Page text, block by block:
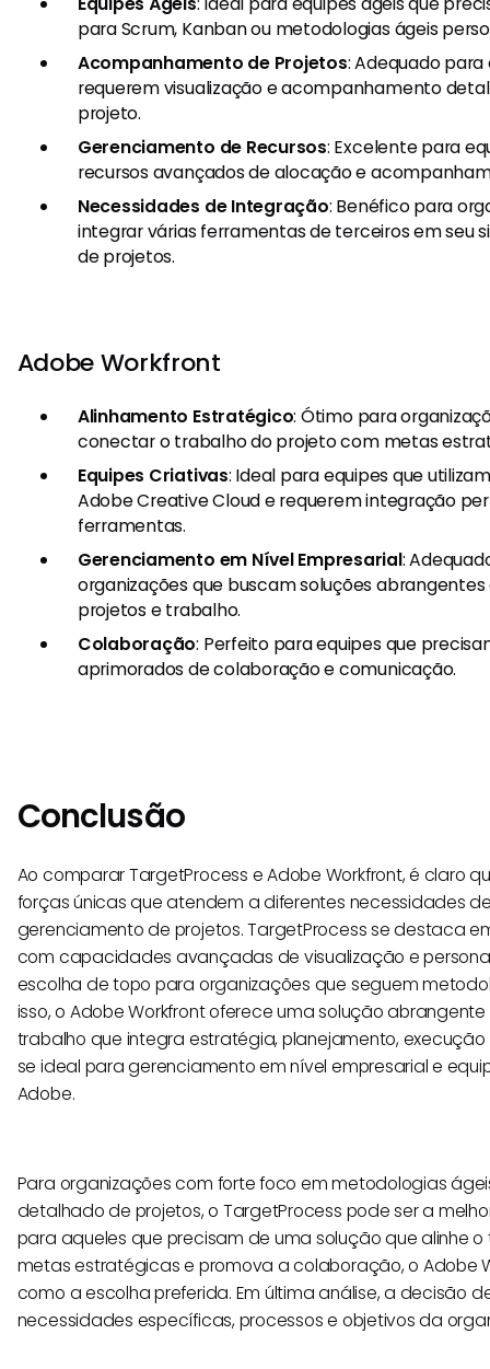
para Scrum, Kanban ou metodologias ágeis
Acompanhamento de Projetos: Adequado
requerem visualização e acompanhamento
projeto.
Gerenciamento de Recursos: Excelente para
recursos avançados de alocação e
Necessidades de Integração: Benéfico para
integrar várias ferramentas de terceiros em seu
de projetos.
Adobe Workfront
Alinhamento Estratégico: Ótimo para
conectar o trabalho do projeto com metas
Equipes Criativas: Ideal para equipes que
Adobe Creative Cloud e requerem integração
ferramentas.
Gerenciamento em Nível Empresarial:
organizações que buscam soluções
projetos e trabalho.
Colaboração: Perfeito para equipes que
aprimorados de colaboração e comunicação.
Conclusão
Ao comparar TargetProcess e Adobe Workfront, é claro
forças únicas que atendem a diferentes necessidades
gerenciamento de projetos. TargetProcess se destaca
com capacidades avançadas de visualização e
escolha de topo para organizações que seguem
isso, o Adobe Workfront oferece uma solução
trabalho que integra estratégia, planejamento,
se ideal para gerenciamento em nível empresarial e
Adobe.
Para organizações com forte foco em metodologias
detalhado de projetos, o TargetProcess pode ser a
para aqueles que precisam de uma solução que alinhe
metas estratégicas e promova a colaboração, o Adobe
como a escolha preferida. Em última análise, a decisão
necessidades específicas, processos e objetivos da